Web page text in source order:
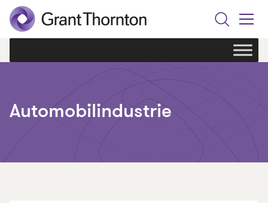
Search
Menu
Automobilindustrie